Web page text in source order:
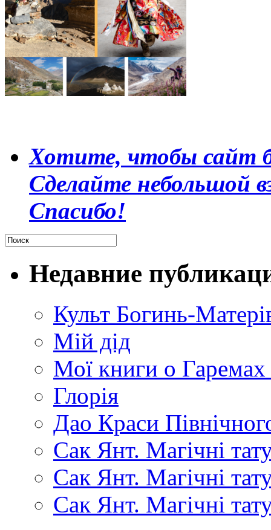
Хотите, чтобы сайт
Сделайте небольшой
Спасибо!
Недавние
Культ Богинь-
Мій дід
Мої книги о
Глорія
Дао Краси
Сак Янт. Магічні
Сак Янт. Магічні
Сак Янт. Магічні